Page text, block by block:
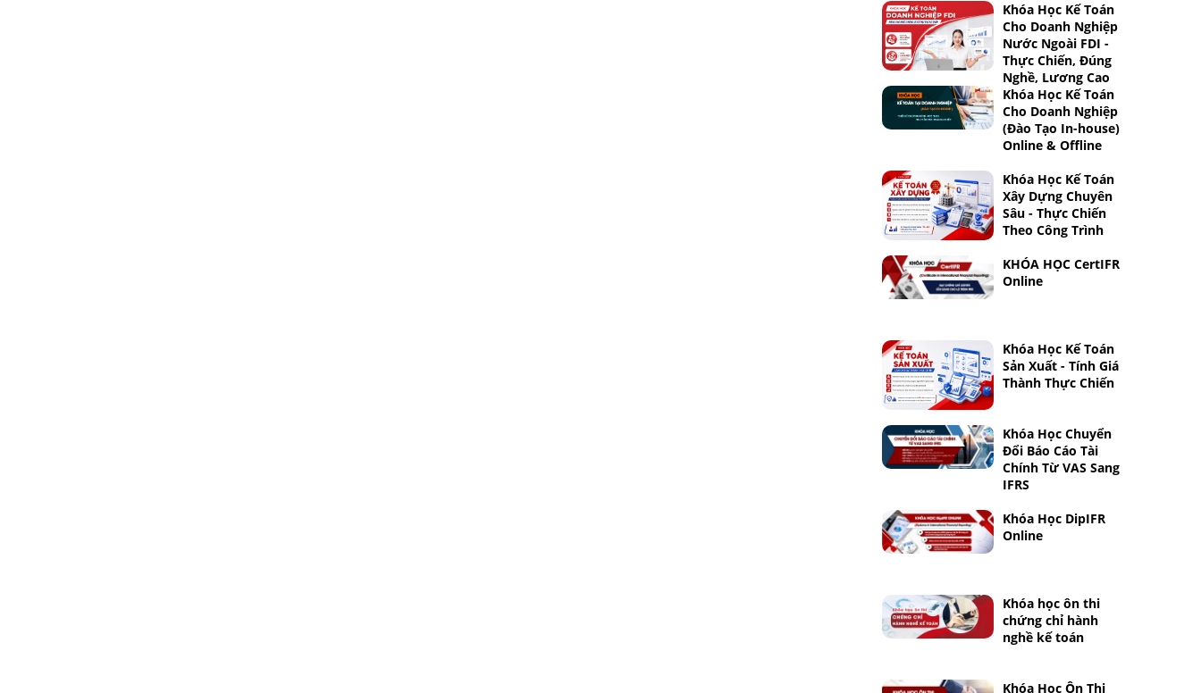
Khóa Học Kế Toán
Cho Doanh Nghiệp
Nước Ngoài FDI -
Thực Chiến, Đúng
Nghề, Lương Cao
Khóa Học Kế Toán
Cho Doanh Nghiệp
(Đào Tạo In-house)
Online & Offline
Khóa Học Kế Toán
Xây Dựng Chuyên
Sâu - Thực Chiến
Theo Công Trình
KHÓA HỌC CertIFR
Online
Khóa Học Kế Toán
Sản Xuất - Tính Giá
Thành Thực Chiến
Khóa Học Chuyển
Đổi Báo Cáo Tài
Chính Từ VAS Sang
IFRS
Khóa Học DipIFR
Online
Khóa học ôn thi
chứng chỉ hành
nghề kế toán
Khóa Học Ôn Thi